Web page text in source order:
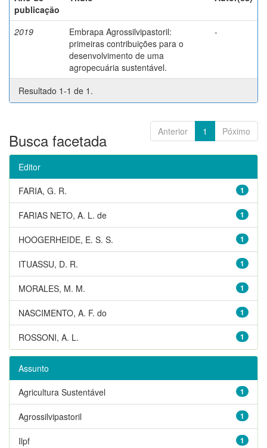
publicação
2019
Embrapa Agrossilvipastoril:
primeiras contribuições para o
desenvolvimento de uma
agropecuária sustentável.
-
Resultado 1-1 de 1.
Anterior 1 Póximo
Busca facetada
Editor
1
FARIA, G. R.
1
FARIAS NETO, A. L. de
1
HOOGERHEIDE, E. S. S.
1
ITUASSU, D. R.
1
MORALES, M. M.
1
NASCIMENTO, A. F. do
1
ROSSONI, A. L.
Assunto
1
Agricultura Sustentável
1
Agrossilvipastoril
1
Ilpf